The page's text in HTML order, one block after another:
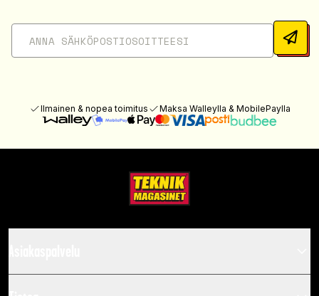
Ilmainen & nopea toimitus Maksa Walleylla & MobilePaylla